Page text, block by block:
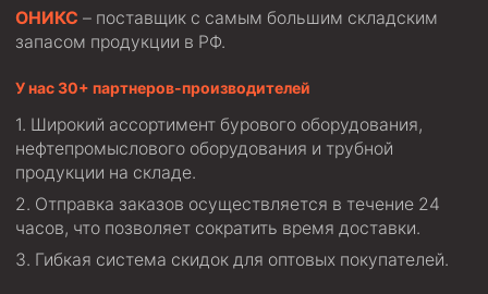
ОНИКС – поставщик с самым большим складским
запасом продукции в РФ.
У нас 30+ партнеров-производителей
Широкий ассортимент бурового оборудования,
нефтепромыслового оборудования и трубной
продукции на складе.
Отправка заказов осуществляется в течение 24
часов, что позволяет сократить время доставки.
Гибкая система скидок для оптовых покупателей.